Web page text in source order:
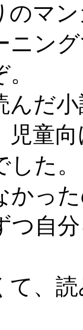
マ
ニン
だ小
児童
た。
っ
つ自
、